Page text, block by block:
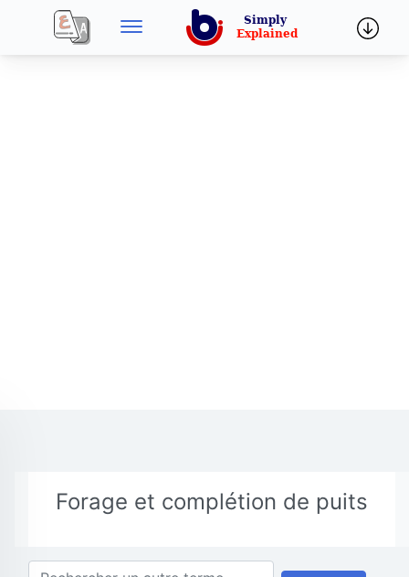
Forage et complétion de puits